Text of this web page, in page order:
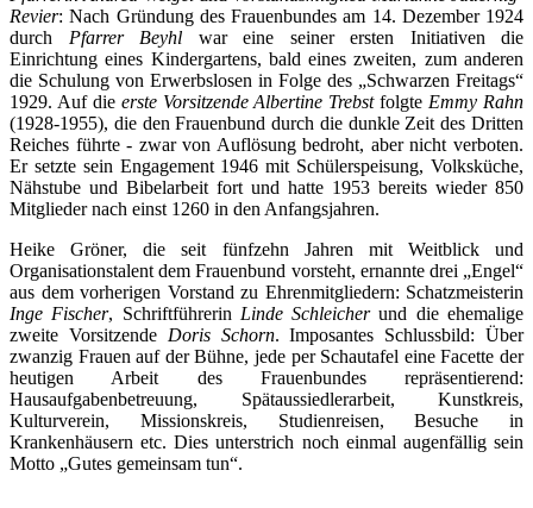
Revier: Nach Gründung des Frauenbundes am 14. Dezember 1924
durch Pfarrer Beyhl war eine seiner ersten Initiativen die
Einrichtung eines Kindergartens, bald eines zweiten, zum anderen
die Schulung von Erwerbslosen in Folge des „Schwarzen Freitags“
1929. Auf die erste Vorsitzende Albertine Trebstfolgte Emmy Rahn
(1928-1955), die den Frauenbund durch die dunkle Zeit des Dritten
Reiches führte - zwar von Auflösung bedroht, aber nicht verboten.
Er setzte sein Engagement 1946 mit Schülerspeisung, Volksküche,
Nähstube und Bibelarbeit fort und hatte 1953 bereits wieder 850
Mitglieder nach einst 1260 in den Anfangsjahren.
Heike Gröner, die seit fünfzehn Jahren mit Weitblick und
Organisationstalent dem Frauenbund vorsteht, ernannte drei „Engel“
aus dem vorherigen Vorstand zu Ehrenmitgliedern: Schatzmeisterin
Inge Fischer, Schriftführerin Linde Schleicherund die ehemalige
zweite Vorsitzende Doris Schorn. Imposantes Schlussbild: Über
zwanzig Frauen auf der Bühne, jede per Schautafel eine Facette der
heutigen Arbeit des Frauenbundes repräsentierend:
Hausaufgabenbetreuung, Spätaussiedlerarbeit, Kunstkreis,
Kulturverein, Missionskreis, Studienreisen, Besuche in
Krankenhäusern etc. Dies unterstrich noch einmal augenfällig sein
Motto „Gutes gemeinsam tun“.